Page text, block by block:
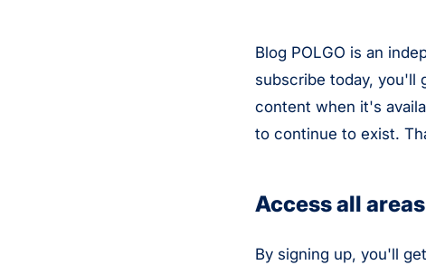
Blog POLGO is an
subscribe today, you'll
content when it's
to continue to exist.
Access all areas
By signing up, you'll